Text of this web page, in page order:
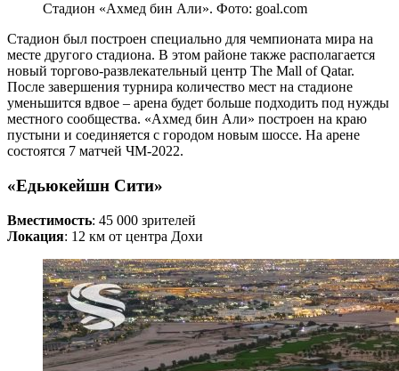
Стадион «Ахмед бин Али». Фото: goal.com
Стадион был построен специально для чемпионата мира на
месте другого стадиона. В этом районе также располагается
новый торгово-развлекательный центр The Mall of Qatar.
После завершения турнира количество мест на стадионе
уменьшится вдвое – арена будет больше подходить под нужды
местного сообщества. «Ахмед бин Али» построен на краю
пустыни и соединяется с городом новым шоссе. На арене
состоятся 7 матчей ЧМ-2022.
«Едьюкейшн Сити»
Вместимость: 45 000 зрителей
Локация: 12 км от центра Дохи